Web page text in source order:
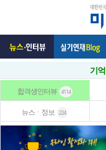
기억
합격생인터뷰 4114
뉴스ㆍ정보 224